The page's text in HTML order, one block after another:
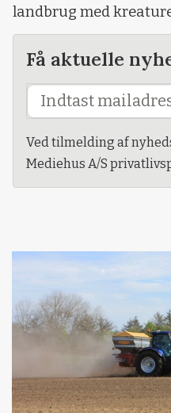
landbrug med
Få aktuelle
Ved tilmelding af
Mediehus A/S